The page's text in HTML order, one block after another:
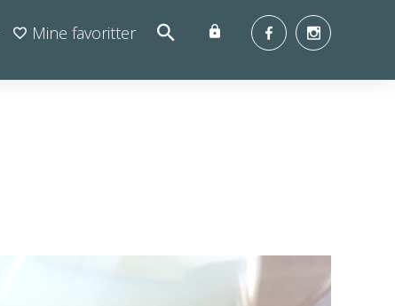
Mine favoritter